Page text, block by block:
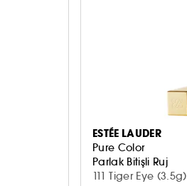
ESTÉE LAUDER
Pure Color
Parlak Bitişli Ruj
111 Tiger Eye (3.5g)